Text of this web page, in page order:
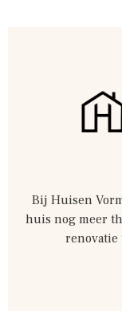
Bij Huisen
huis nog meer